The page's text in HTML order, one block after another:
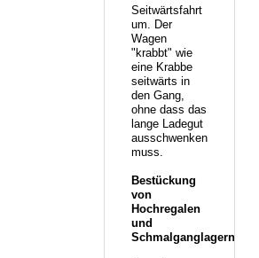
Seitwärtsfahrt
um. Der
Wagen
"krabbt" wie
eine Krabbe
seitwärts in
den Gang,
ohne dass das
lange Ladegut
ausschwenken
muss.
Bestückung
von
Hochregalen
und
Schmalganglagern: